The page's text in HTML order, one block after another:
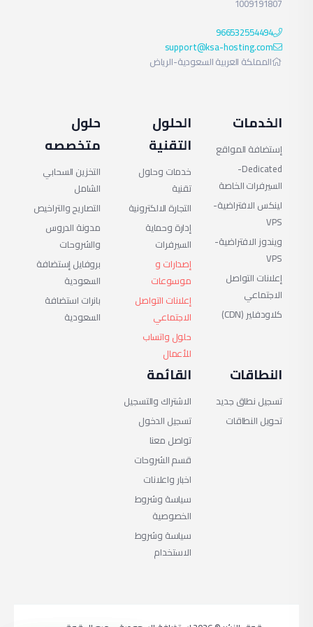
هذا العزل الذكي يؤدي
إلى خوادم أكثر ثباتًا، تقليل
حتى في أوقات الذروة.
أهم مميزات
CloudLinux
عزل كامل لكل
حساب استضافة
باستخدام LVE.
منع استهلاك الموارد
الزائد (Noisy
Neighbors).
استقرار أعلى للخادم
وتقليل الأعطال.
دعم كامل لـ cPanel
1009191807
966532554494
support@ksa-hosting.com
المملكة العربية السعودية-الرياض
الخدمات
إستضافة المواقع
Dedicated-
السيرفرات الخاصة
لينكس الافتراضية-
VPS
ويندوز الافتراضية-
VPS
إعلانات التواصل
الاجتماعي
كلاودفلير (CDN)
الحلول
التقنية
خدمات وحلول
تقنية
التجارة الالكترونية
إدارة وحماية
السيرفرات
إصدارات و
موسوعات
إعلانات التواصل
الاجتماعي
حلول واتساب
للأعمال
حلول
متخصصه
التخزين السحابي
الشامل
التصاريح والتراخيص
مدونة الدروس
والشروحات
بروفايل إستضافة
السعودية
بانرات استضافة
السعودية
النطاقات
تسجيل نطاق جديد
تحويل النطاقات
القائمة
الاشتراك والتسجيل
تسجيل الدخول
تواصل معنا
قسم الشروحات
اخبار واعلانات
سياسة وشروط
الخصوصية
سياسة وشروط
الاستخدام